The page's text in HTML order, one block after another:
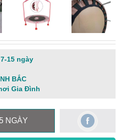
15 ngày
BẮC
Gia Đình
NGÀY